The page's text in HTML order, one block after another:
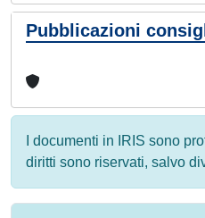
Pubblicazioni
I documenti in IRIS sono
diritti sono riservati, salvo